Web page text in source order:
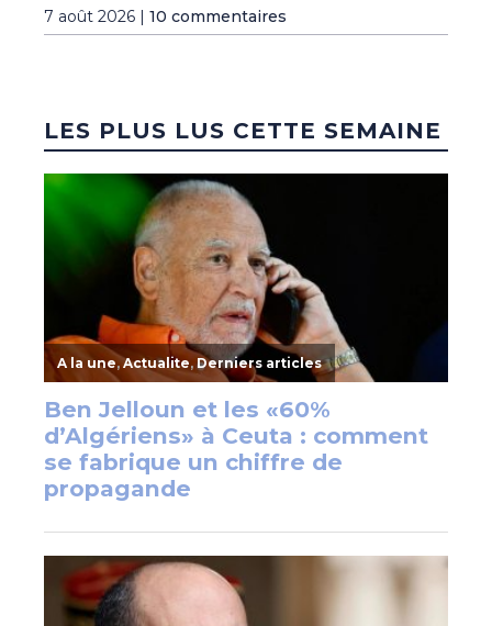
7 août 2026 | 10 commentaires
LES PLUS LUS CETTE SEMAINE